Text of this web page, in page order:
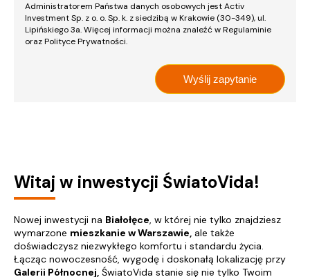
Administratorem Państwa danych osobowych jest Activ
Investment Sp. z o. o. Sp. k. z siedzibą w Krakowie (30-349), ul.
Lipińskiego 3a. Więcej informacji można znaleźć w Regulaminie
oraz Polityce Prywatności.
Witaj w inwestycji ŚwiatoVida!
Nowej inwestycji na Białołęce, w której nie tylko znajdziesz
wymarzone mieszkanie w Warszawie, ale także
doświadczysz niezwykłego komfortu i standardu życia.
Łącząc nowoczesność, wygodę i doskonałą lokalizację przy
Galerii Północnej, ŚwiatoVida stanie się nie tylko Twoim